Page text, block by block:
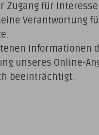
für
Verantwortung
Informationen
unseres Online-
beeinträchtigt.